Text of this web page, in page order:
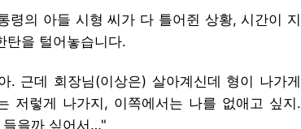
령의 아들 시형 씨가 다 틀어쥔 상황, 시간이 지
탄을 털어놓습니다.
. 근데 회장님(이상은) 살아계신데 형이 나가게
저렇게 나가지, 이쪽에서는 나를 없애고 싶지.
들을까 싶어서…"